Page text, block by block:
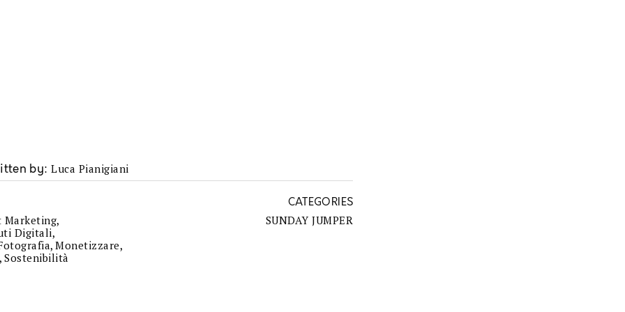
by Luca Pianigiani
Marketing,
Digitali,
,Monetizzare,
,Sostenibilità
CATEGORIES
SUNDAY JUMPER